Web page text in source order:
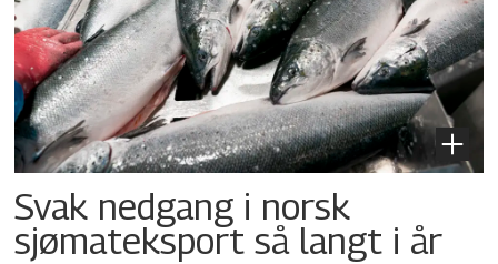
Svak nedgang i norsk
sjømateksport så langt i år